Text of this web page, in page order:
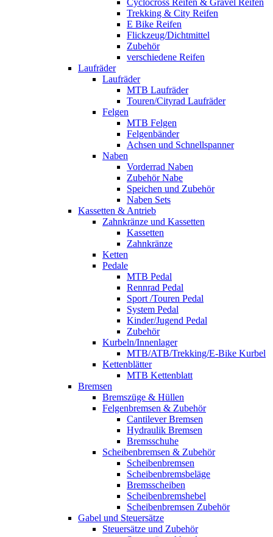
Cyclocross Reifen & Gravel Reifen
Trekking & City Reifen
E Bike Reifen
Flickzeug/Dichtmittel
Zubehör
verschiedene Reifen
Laufräder
Laufräder
MTB Laufräder
Touren/Cityrad Laufräder
Felgen
MTB Felgen
Felgenbänder
Achsen und Schnellspanner
Naben
Vorderrad Naben
Zubehör Nabe
Speichen und Zubehör
Naben Sets
Kassetten & Antrieb
Zahnkränze und Kassetten
Kassetten
Zahnkränze
Ketten
Pedale
MTB Pedal
Rennrad Pedal
Sport /Touren Pedal
System Pedal
Kinder/Jugend Pedal
Zubehör
Kurbeln/Innenlager
MTB/ATB/Trekking/E-Bike Kurbel
Kettenblätter
MTB Kettenblatt
Bremsen
Bremszüge & Hüllen
Felgenbremsen & Zubehör
Cantilever Bremsen
Hydraulik Bremsen
Bremsschuhe
Scheibenbremsen & Zubehör
Scheibenbremsen
Scheibenbremsbeläge
Bremsscheiben
Scheibenbremshebel
Scheibenbremsen Zubehör
Gabel und Steuersätze
Steuersätze und Zubehör